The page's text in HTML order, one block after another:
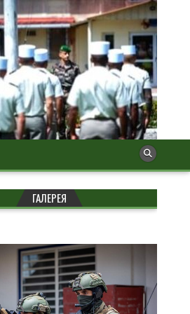
ГАЛЕРЕЯ